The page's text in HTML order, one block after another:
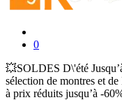
0
💥SOLDES D\'été
sélection de montres et
à prix réduits jusqu’à -